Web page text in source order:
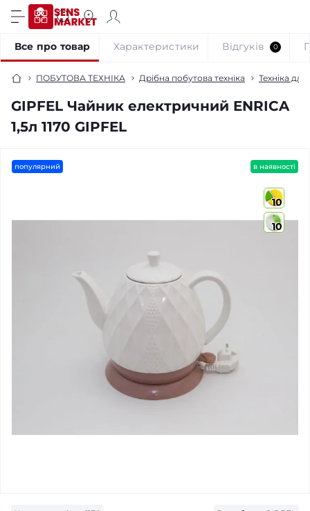
ПОБУТОВА ТЕХНІКА Дрібна побутова техніка Техніка для
GIPFEL Чайник електричний ENRICA
1,5л 1170 GIPFEL
Все про товар Характеристики Відгуків 0
популярний в наявності
10
10